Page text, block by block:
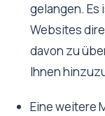
gelangen. Es
Websites
davon zu
Ihnen
Eine weitere